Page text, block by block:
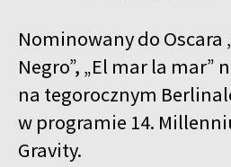
Nominowany do Oscara
Negro”, „El mar la mar”
na tegorocznym
w programie 14.
Gravity.